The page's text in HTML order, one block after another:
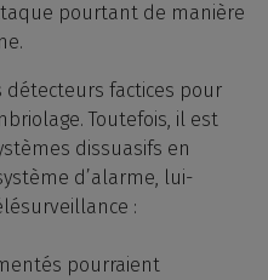
pourtant de manière
détecteurs factices pour
Toutefois, il est
dissuasifs en
d’alarme, lui-
:
pourraient